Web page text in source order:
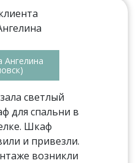
Ангелина
светлый
для спальни в
Шкаф
и привезли.
возникли